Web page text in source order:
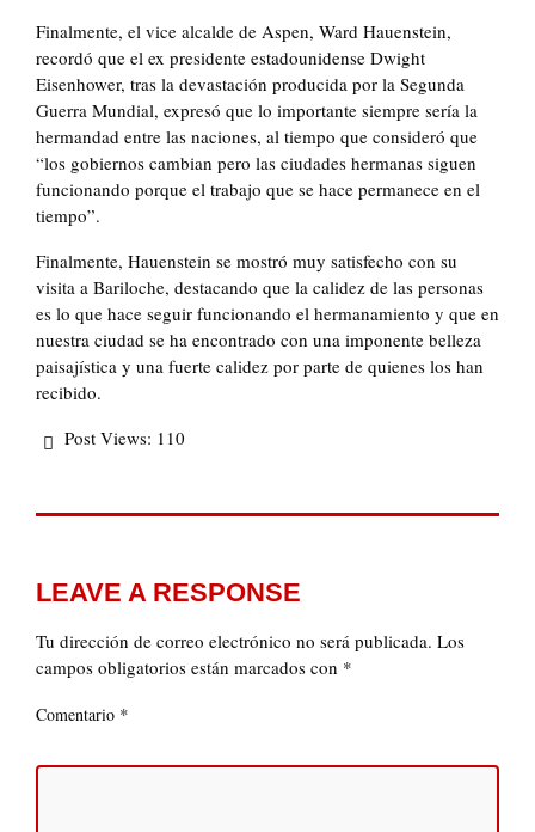
Finalmente, el vice alcalde de Aspen, Ward Hauenstein,
recordó que el ex presidente estadounidense Dwight
Eisenhower, tras la devastación producida por la Segunda
Guerra Mundial, expresó que lo importante siempre sería la
hermandad entre las naciones, al tiempo que consideró que
“los gobiernos cambian pero las ciudades hermanas siguen
funcionando porque el trabajo que se hace permanece en el
tiempo”.
Finalmente, Hauenstein se mostró muy satisfecho con su
visita a Bariloche, destacando que la calidez de las personas
es lo que hace seguir funcionando el hermanamiento y que en
nuestra ciudad se ha encontrado con una imponente belleza
paisajística y una fuerte calidez por parte de quienes los han
recibido.
Post Views: 110
LEAVE A RESPONSE
Tu dirección de correo electrónico no será publicada. Los
campos obligatorios están marcados con *
Comentario *